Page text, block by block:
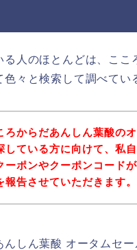
人のほとんどは、ここ
々と検索して調べてい
ろからだあんしん葉酸の
している方に向けて、私
ーポンやクーポンコード
告させていただきます。
しん葉酸 オータムセ